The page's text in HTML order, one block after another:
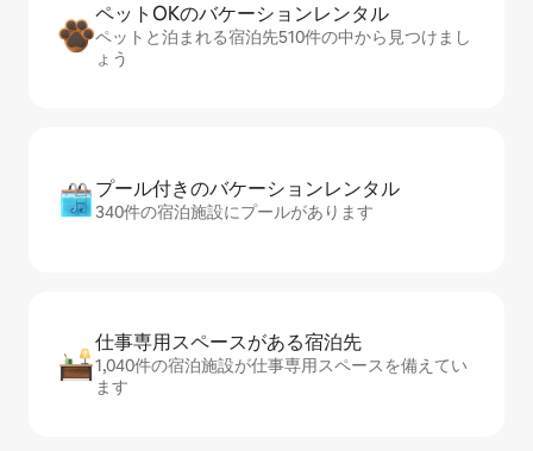
ペットOKのバ⁠ケ⁠ー⁠シ⁠ョ⁠ンレ⁠ン⁠タ⁠ル
ペットと泊まれる宿泊先510件の中から見つけまし
ょう
プール付きのバ⁠ケ⁠ー⁠シ⁠ョ⁠ンレ⁠ン⁠タ⁠ル
340件の宿泊施設にプールがあります
仕事専用ス⁠ペ⁠ー⁠スがあ⁠る宿⁠泊⁠先
1,040件の宿泊施設が仕事専用スペースを備えてい
ます